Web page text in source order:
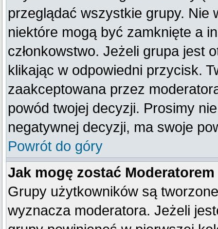
przeglądać wszystkie grupy. Nie
niektóre mogą być zamknięte a
członkowstwo. Jeżeli grupa jest
klikając w odpowiedni przycisk.
zaakceptowana przez
powód twojej decyzji. Prosimy
negatywnej decyzji, ma swoje
Powrót do góry
Jak mogę zostać
Grupy użytkowników są
wyznacza moderatora. Jeżeli